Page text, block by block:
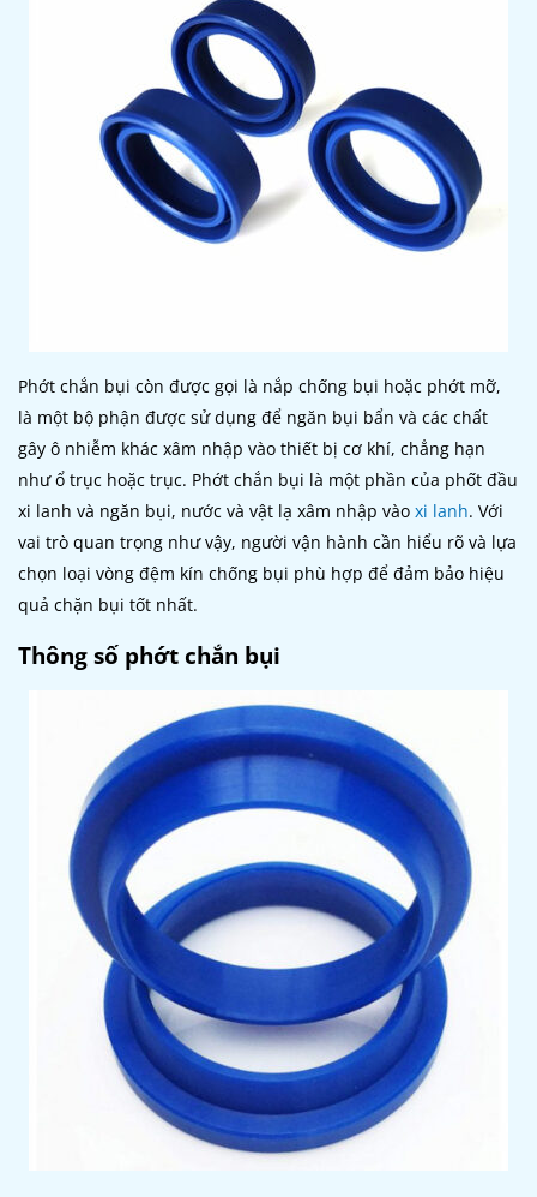
Phớt chắn bụi còn được gọi là nắp chống bụi hoặc phớt mỡ,
là một bộ phận được sử dụng để ngăn bụi bẩn và các chất
gây ô nhiễm khác xâm nhập vào thiết bị cơ khí, chẳng hạn
như ổ trục hoặc trục. Phớt chắn bụi là một phần của phốt đầu
xi lanh và ngăn bụi, nước và vật lạ xâm nhập vào xi lanh. Với
vai trò quan trọng như vậy, người vận hành cần hiểu rõ và lựa
chọn loại vòng đệm kín chống bụi phù hợp để đảm bảo hiệu
quả chặn bụi tốt nhất.
Thông số phớt chắn bụi